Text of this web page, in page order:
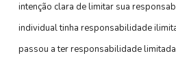
intenção clara de limitar sua
individual tinha responsabilidade
passou a ter responsabilidade